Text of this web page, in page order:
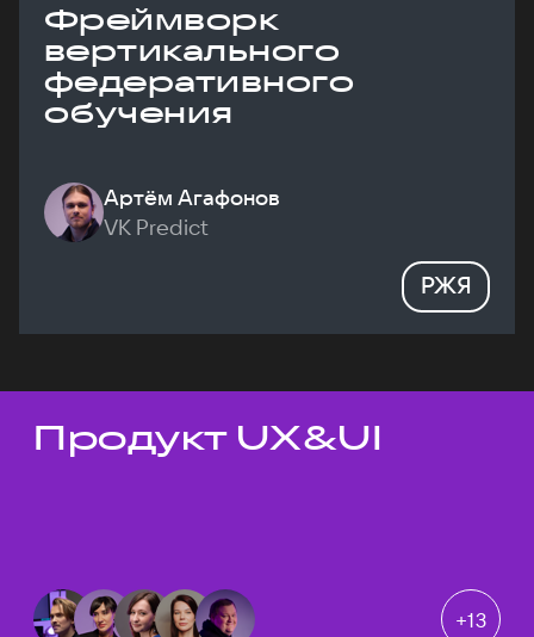
Фреймворк
вертикального
федеративного
обучения
Артём Агафонов
VK Predict
РЖЯ
Темы докладов
Продукт UX&UI
+13